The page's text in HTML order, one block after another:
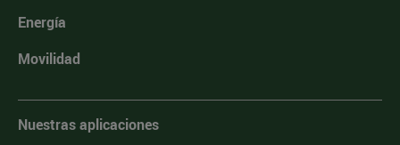
Energía
Movilidad
Nuestras aplicaciones